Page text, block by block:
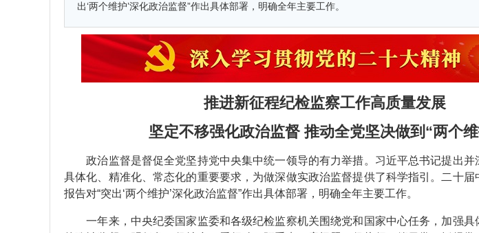
出‘两个维护’深化政治监督”作出具体部署，明确全年主要工作。
推进新征程纪检监察工作高质量发展
坚定不移强化政治监督 推动全党坚决做到“两个
政治监督是督促全党坚持党中央集中统一领导的有力举措。习近平总书记提出并
具体化、精准化、常态化的重要要求，为做深做实政治监督提供了科学指引。二十
报告对“突出‘两个维护’深化政治监督”作出具体部署，明确全年主要工作。
一年来，中央纪委国家监委和各级纪检监察机关围绕党和国家中心任务，加强具